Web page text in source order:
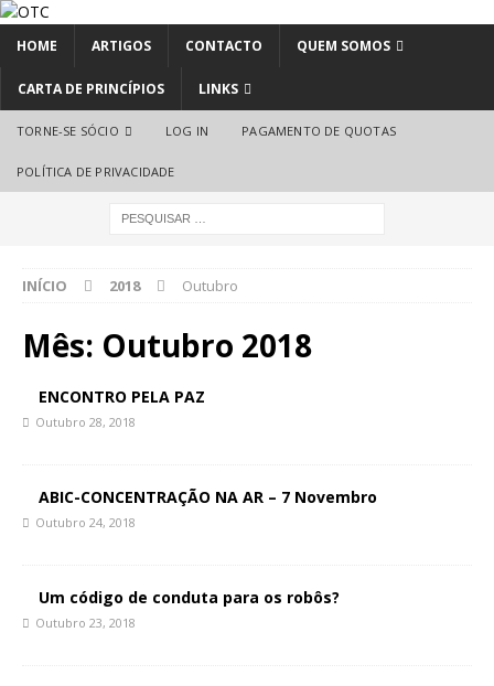
HOME ARTIGOS CONTACTO QUEM SOMOS
CARTA DE PRINCÍPIOS LINKS
TORNE-SE SÓCIO LOG IN PAGAMENTO DE QUOTAS
POLÍTICA DE PRIVACIDADE
INÍCIO 2018 Outubro
Mês: Outubro 2018
ENCONTRO PELA PAZ
Outubro 28, 2018
ABIC-CONCENTRAÇÃO NA AR – 7 Novembro
Outubro 24, 2018
Um código de conduta para os robôs?
Outubro 23, 2018